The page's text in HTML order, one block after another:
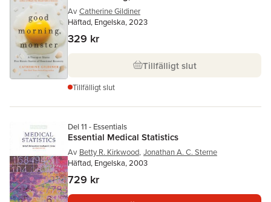
Av Catherine Gildiner
Häftad, Engelska, 2023
329 kr
Tillfälligt slut
Tillfälligt slut
Del 11 - Essentials
Essential Medical Statistics
Av Betty R. Kirkwood, Jonathan A. C. Sterne
Häftad, Engelska, 2003
729 kr